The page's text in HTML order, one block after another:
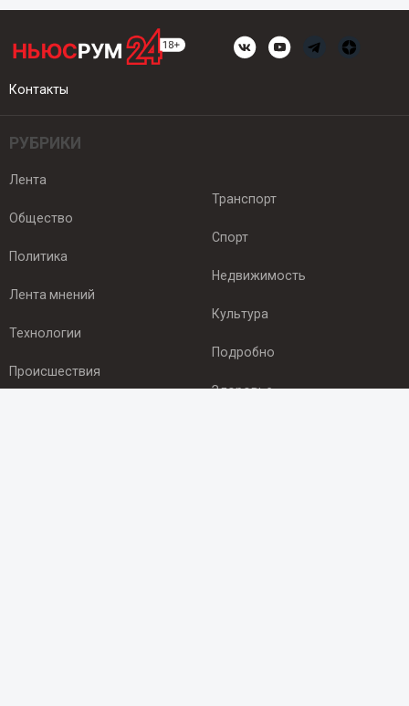
Контакты
РУБРИКИ
Лента
Общество
Политика
Лента мнений
Технологии
Происшествия
Транспорт
Спорт
Недвижимость
Культура
Подробно
Здоровье